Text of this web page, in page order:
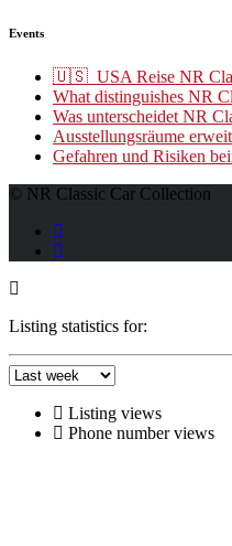
Events
🇺🇸 USA Reise NR
What distinguishes NR
Was unterscheidet NR
Ausstellungsräume
Gefahren und Risiken
© NR Classic Car Collection
Listing statistics for:
Listing views
Phone number views